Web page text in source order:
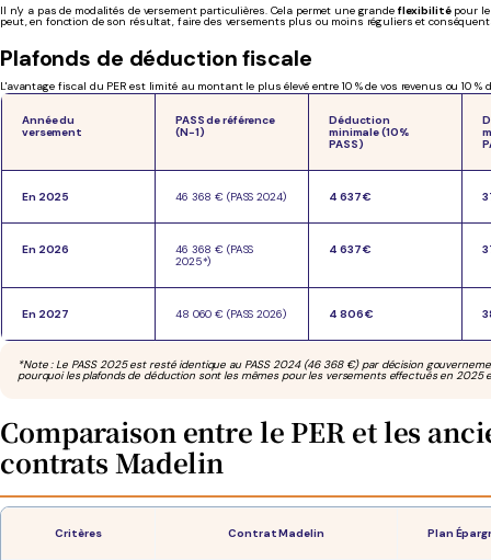
Il n'y a pas de modalités de versement particulières. Cela permet une grande flexibilitépour le
peut, en fonction de son résultat, faire des versements plus ou moins réguliers et
Plafonds de déduction fiscale
L'avantage fiscal du PER est limité au montant le plus élevé entre 10 % de vos revenus ou 10 %
Année du
versement
PASS de référence
(N−1)
Déduction
minimale (10%
PASS)
En 2025 46 368 € (PASS 2024) 4 637 €
En 2026
46 368 € (PASS
2025*)
4 637 €
En 2027 48 060 € (PASS 2026) 4 806 €
*Note : Le PASS 2025 est resté identique au PASS 2024 (46 368 €) par décision
pourquoi les plafonds de déduction sont les mêmes pour les versements effectués en 2025
Comparaison entre le PER et les
contrats Madelin
Critères Contrat Madelin Plan Éparg